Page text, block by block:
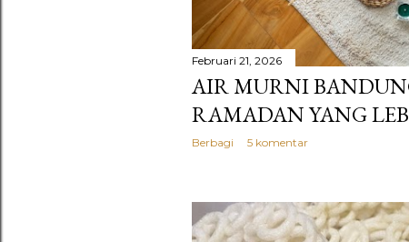
Februari 21, 2026
AIR MURNI
RAMADAN YANG
Berbagi 5 komentar